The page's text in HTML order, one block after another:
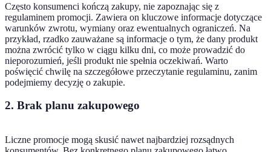
Często konsumenci kończą zakupy, nie zapoznając się z
regulaminem promocji. Zawiera on kluczowe informacje dotyczące
warunków zwrotu, wymiany oraz ewentualnych ograniczeń. Na
przykład, rzadko zauważane są informacje o tym, że dany produkt
można zwrócić tylko w ciągu kilku dni, co może prowadzić do
nieporozumień, jeśli produkt nie spełnia oczekiwań. Warto
poświęcić chwilę na szczegółowe przeczytanie regulaminu, zanim
podejmiemy decyzję o zakupie.
2. Brak planu zakupowego
Liczne promocje mogą skusić nawet najbardziej rozsądnych